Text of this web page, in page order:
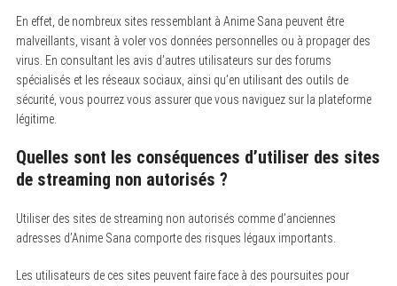
En effet, de nombreux sites ressemblant à Anime Sana peuvent être
malveillants, visant à voler vos données personnelles ou à propager des
virus. En consultant les avis d’autres utilisateurs sur des forums
spécialisés et les réseaux sociaux, ainsi qu’en utilisant des outils de
sécurité, vous pourrez vous assurer que vous naviguez sur la plateforme
légitime.
Quelles sont les conséquences d’utiliser des sites
de streaming non autorisés ?
Utiliser des sites de streaming non autorisés comme d’anciennes
adresses d’Anime Sana comporte des risques légaux importants.
Les utilisateurs de ces sites peuvent faire face à des poursuites pour